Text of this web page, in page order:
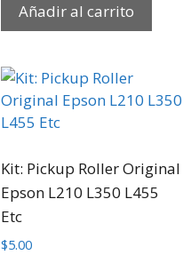
Añadir al carrito
Kit: Pickup Roller Original
Epson L210 L350 L455
Etc
$5.00